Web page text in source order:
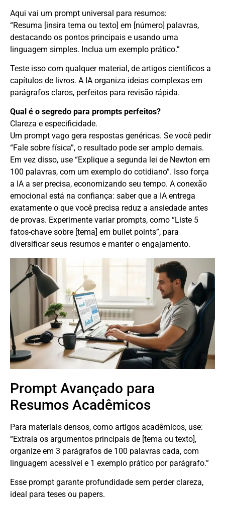
Aqui vai um prompt universal para resumos:
“Resuma [insira tema ou texto] em [número] palavras,
destacando os pontos principais e usando uma
linguagem simples. Inclua um exemplo prático.”
Teste isso com qualquer material, de artigos científicos a
capítulos de livros. A IA organiza ideias complexas em
parágrafos claros, perfeitos para revisão rápida.
Qual é o segredo para prompts perfeitos?
Clareza e especificidade.
Um prompt vago gera respostas genéricas. Se você pedir
“Fale sobre física”, o resultado pode ser amplo demais.
Em vez disso, use “Explique a segunda lei de Newton em
100 palavras, com um exemplo do cotidiano”. Isso força
a IA a ser precisa, economizando seu tempo. A conexão
emocional está na confiança: saber que a IA entrega
exatamente o que você precisa reduz a ansiedade antes
de provas. Experimente variar prompts, como “Liste 5
fatos-chave sobre [tema] em bullet points”, para
diversificar seus resumos e manter o engajamento.
Prompt Avançado para
Resumos Acadêmicos
Para materiais densos, como artigos acadêmicos, use:
“Extraia os argumentos principais de [tema ou texto],
organize em 3 parágrafos de 100 palavras cada, com
linguagem acessível e 1 exemplo prático por parágrafo.”
Esse prompt garante profundidade sem perder clareza,
ideal para teses ou papers.